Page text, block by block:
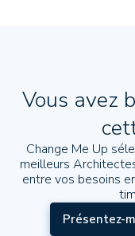
Vous avez
Change Me Up
meilleurs
entre vos besoins
Présentez-